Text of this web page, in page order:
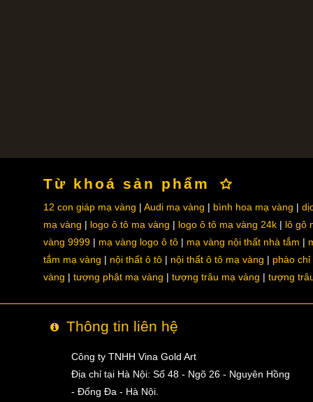
Từ khoá sản phẩm
12 con giáp mạ vàng Audi mạ vàng bình hoa mạ vàng
mạ vàng
logo ô tô mạ vàng logo ô tô mạ vàng 24k
lô gô
vàng 9999
mạ vàng logo ô tô mạ vàng nội thất nhà tắm
tắm mạ vàng
nội thất ô tô nội thất ô tô mạ vàng
phào chỉ
vàng
tượng phật mạ vàng tượng trâu mạ vàng tượng
Thông tin liên hệ
Công ty TNHH Vina Gold Art
Địa chỉ tại Hà Nội: Số 48 - Ngõ 26 - Nguyên Hồng
- Đống Đa - Hà Nội.